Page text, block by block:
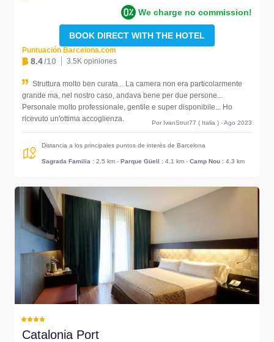
We charge no commission!
BOOK DIRECT WITH THE HOTEL
Puntuación Barcelona.com
8.4/10 3.5K opiniones
Struttura molto ben curata... La camera non era particolarmente
grande ma, nel nostro caso, andava bene per due persone...
Personale molto professionale, gentile e super disponibile... Ho
ricevuto un'ottima accoglienza.
Por IvanStrut77 ( Italia ) - Ago 2023
Distancia a los principales puntos de interés de Barcelona
Sagrada Familia : 2.5 km - Parque Güell : 4.1 km - Camp Nou : 4.3 km
Catalonia Port